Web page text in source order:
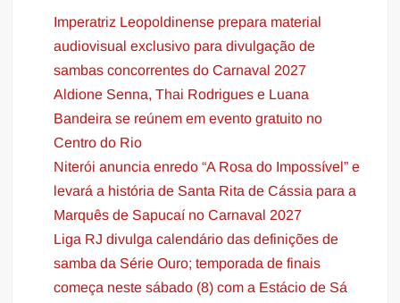
Imperatriz Leopoldinense prepara material
audiovisual exclusivo para divulgação de
sambas concorrentes do Carnaval 2027
Aldione Senna, Thai Rodrigues e Luana
Bandeira se reúnem em evento gratuito no
Centro do Rio
Niterói anuncia enredo “A Rosa do Impossível” e
levará a história de Santa Rita de Cássia para a
Marquês de Sapucaí no Carnaval 2027
Liga RJ divulga calendário das definições de
samba da Série Ouro; temporada de finais
começa neste sábado (8) com a Estácio de Sá